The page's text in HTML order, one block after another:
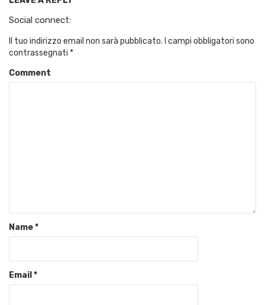
Social connect:
Il tuo indirizzo email non sarà pubblicato. I campi obbligatori sono
contrassegnati *
Comment
Name*
Email *